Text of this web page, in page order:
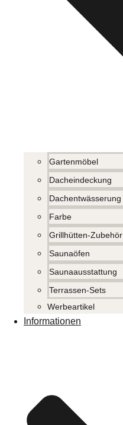
Gartenmöbel
Dacheindeckung
Dachentwässerung
Farbe
Grillhütten-Zubehör
Saunaöfen
Saunaausstattung
Terrassen-Sets
Werbeartikel
Informationen